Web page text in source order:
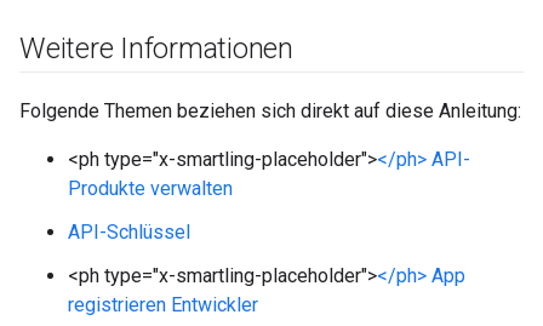
Weitere Informationen
Folgende Themen beziehen sich direkt auf diese Anleitung:
<ph type="x-smartling-placeholder"></ph> API-
Produkte verwalten
API-Schlüssel
<ph type="x-smartling-placeholder"></ph> App
registrieren Entwickler